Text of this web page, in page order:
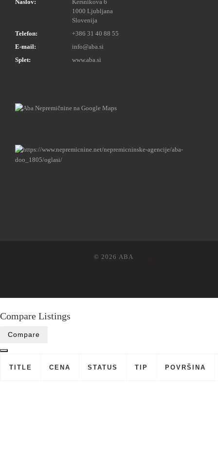
Naslov:
Kersnikova 6
1000 Ljubljana
Slovenija
Telefon:
+386 31 40 88 55
E-mail:
info@aba.si
Splet:
www.aba.si
© 2026 ABA
Compare Listings
Compare
TITLE CENA STATUS TIP POVRŠINA